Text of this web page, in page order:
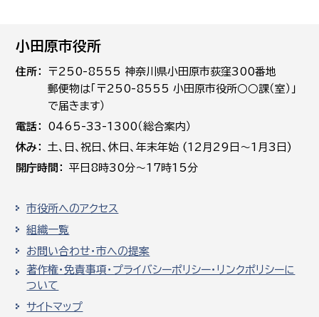
小田原市役所
住所
〒250-8555 神奈川県小田原市荻窪300番地
郵便物は「〒250-8555 小田原市役所○○課（室）」
で届きます）
電話
0465-33-1300（総合案内）
休み
土､日､祝日、休日、年末年始 (12月29日～1月3日)
開庁時間
平日8時30分～17時15分
市役所へのアクセス
組織一覧
お問い合わせ・市への提案
著作権・免責事項・プライバシーポリシー・リンクポリシーに
ついて
サイトマップ